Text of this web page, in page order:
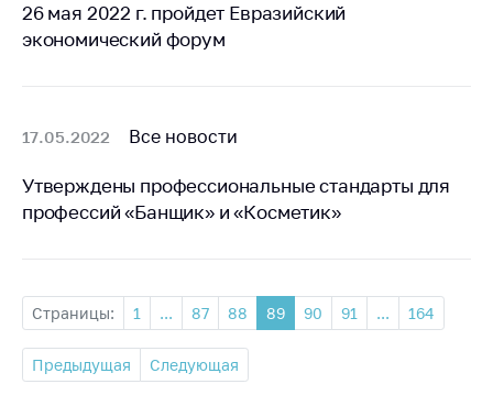
26 мая 2022 г. пройдет Евразийский
экономический форум
17.05.2022 Все новости
Утверждены профессиональные стандарты для
профессий «Банщик» и «Косметик»
Страницы: 1 ... 87 88 89 90 91 ... 164
Предыдущая Следующая